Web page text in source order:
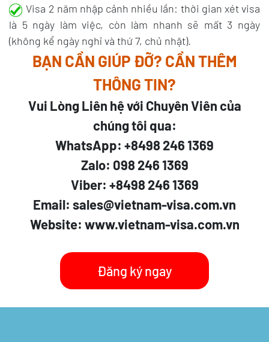
Visa 2 năm nhập cảnh nhiều lần: thời gian xét visa
là 5 ngày làm việc, còn làm nhanh sẽ mất 3 ngày
(không kể ngày nghỉ và thứ 7, chủ nhật).
BẠN CẦN GIÚP ĐỠ? CẦN THÊM
THÔNG TIN?
Vui Lòng Liên hệ với Chuyên Viên của
chúng tôi qua:
WhatsApp: +8498 246 1369
Zalo: 098 246 1369
Viber: +8498 246 1369
Email: sales@vietnam-visa.com.vn
Website: www.vietnam-visa.com.vn
Đăng ký ngay